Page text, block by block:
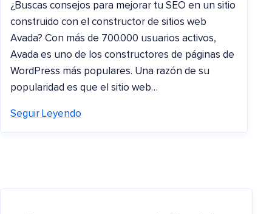
¿Buscas consejos para mejorar tu SEO en un sitio
construido con el constructor de sitios web
Avada? Con más de 700.000 usuarios activos,
Avada es uno de los constructores de páginas de
WordPress más populares. Una razón de su
popularidad es que el sitio web…
Seguir Leyendo